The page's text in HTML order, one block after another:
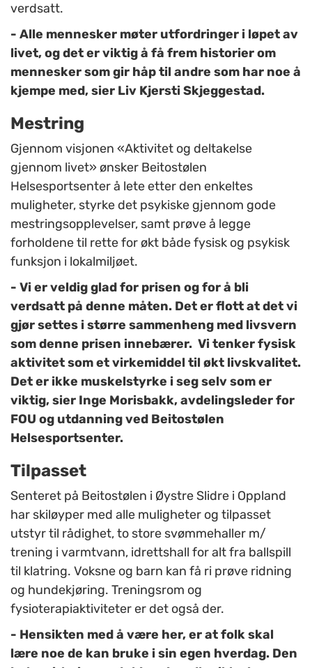
verdsatt.
- Alle mennesker møter utfordringer i løpet av
livet, og det er viktig å få frem historier om
mennesker som gir håp til andre som har noe å
kjempe med, sier Liv Kjersti Skjeggestad.
Mestring
Gjennom visjonen «Aktivitet og deltakelse
gjennom livet» ønsker Beitostølen
Helsesportsenter å lete etter den enkeltes
muligheter, styrke det psykiske gjennom gode
mestringsopplevelser, samt prøve å legge
forholdene til rette for økt både fysisk og psykisk
funksjon i lokalmiljøet.
- Vi er veldig glad for prisen og for å bli
verdsatt på denne måten. Det er flott at det vi
gjør settes i større sammenheng med livsvern
som denne prisen innebærer. Vi tenker fysisk
aktivitet som et virkemiddel til økt livskvalitet.
Det er ikke muskelstyrke i seg selv som er
viktig, sier Inge Morisbakk, avdelingsleder for
FOU og utdanning ved Beitostølen
Helsesportsenter.
Tilpasset
Senteret på Beitostølen i Øystre Slidre i Oppland
har skiløyper med alle muligheter og tilpasset
utstyr til rådighet, to store svømmehaller m/
trening i varmtvann, idrettshall for alt fra ballspill
til klatring. Voksne og barn kan få ri prøve ridning
og hundekjøring. Treningsrom og
fysioterapiaktiviteter er det også der.
- Hensikten med å være her, er at folk skal
lære noe de kan bruke i sin egen hverdag. Den